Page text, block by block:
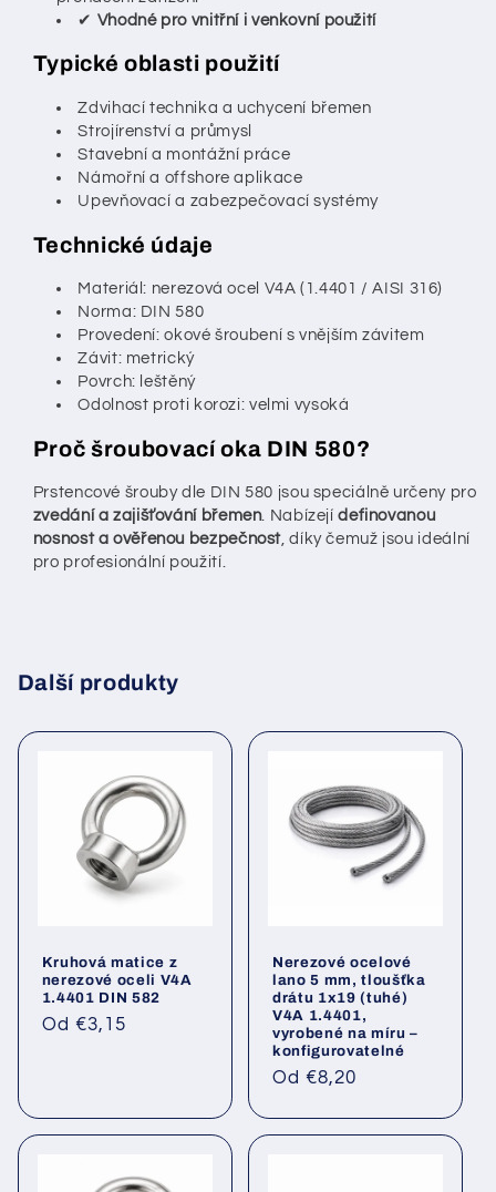
✔ Vhodné pro vnitřní i venkovní použití
Typické oblasti použití
Zdvihací technika a uchycení břemen
Strojírenství a průmysl
Stavební a montážní práce
Námořní a offshore aplikace
Upevňovací a zabezpečovací systémy
Technické údaje
Materiál: nerezová ocel V4A (1.4401 / AISI 316)
Norma: DIN 580
Provedení: okové šroubení s vnějším závitem
Závit: metrický
Povrch: leštěný
Odolnost proti korozi: velmi vysoká
Proč šroubovací oka DIN 580?
Prstencové šrouby dle DIN 580 jsou speciálně určeny pro
zvedání a zajišťování břemen. Nabízejídefinovanou
nosnost a ověřenou bezpečnost, díky čemuž jsou ideální
pro profesionální použití.
Další produkty
Kruhová matice z
nerezové oceli V4A
1.4401 DIN 582
Běžná
Od €3,15
Nerezové ocelové
lano 5 mm, tloušťka
drátu 1x19 (tuhé)
V4A 1.4401,
vyrobené na míru –
konfigurovatelné
Běžná
Od €8,20